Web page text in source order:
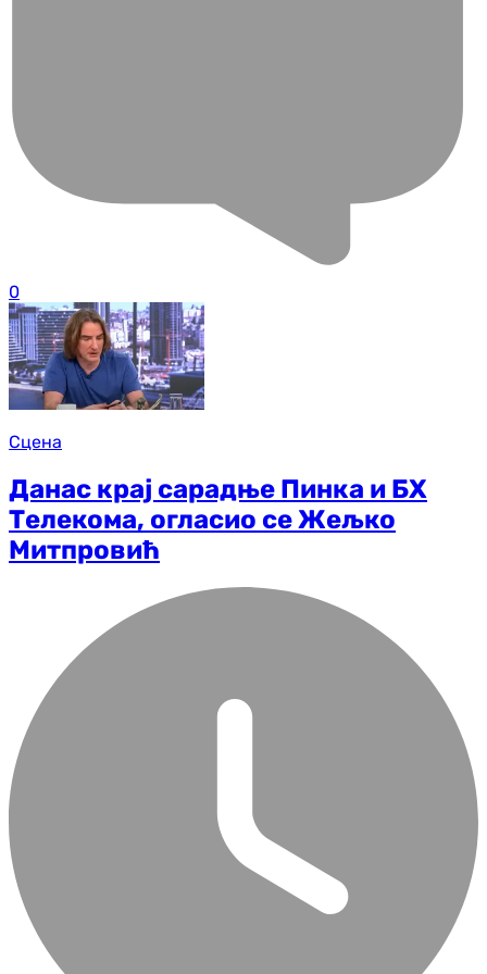
0
Сцена
Данас крај сарадње Пинка и БХ
Телекома, огласио се Жељко
Митпровић